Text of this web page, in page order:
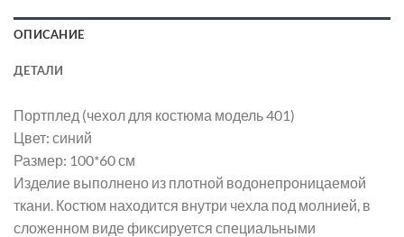
ОПИСАНИЕ
ДЕТАЛИ
Портплед (чехол для костюма модель 401)
Цвет: синий
Размер: 100*60 см
Изделие выполнено из плотной водонепроницаемой
ткани. Костюм находится внутри чехла под молнией, в
сложенном виде фиксируется специальными